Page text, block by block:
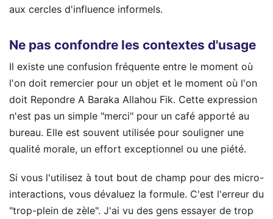
aux cercles d'influence informels.
Ne pas confondre les contextes d'usage
Il existe une confusion fréquente entre le moment où
l'on doit remercier pour un objet et le moment où l'on
doit Repondre A Baraka Allahou Fik. Cette expression
n'est pas un simple "merci" pour un café apporté au
bureau. Elle est souvent utilisée pour souligner une
qualité morale, un effort exceptionnel ou une piété.
Si vous l'utilisez à tout bout de champ pour des micro-
interactions, vous dévaluez la formule. C'est l'erreur du
"trop-plein de zèle". J'ai vu des gens essayer de trop